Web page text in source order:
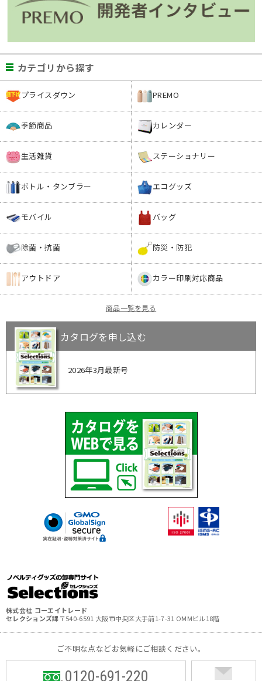
カテゴリから探す
プライスダウン PREMO
季節商品 カレンダー
生活雑貨 ステーショナリー
ボトル・タンブラー エコグッズ
モバイル バッグ
除菌・抗菌 防災・防犯
アウトドア カラー印刷対応商品
商品一覧を見る
カタログを申し込む
2026年3月最新号
株式会社 コーエイトレード
セレクションズ課〒540-6591 大阪市中央区大手前1-7-31 OMMビル18階
ご不明な点などお気軽にご相談ください。
0120-691-220